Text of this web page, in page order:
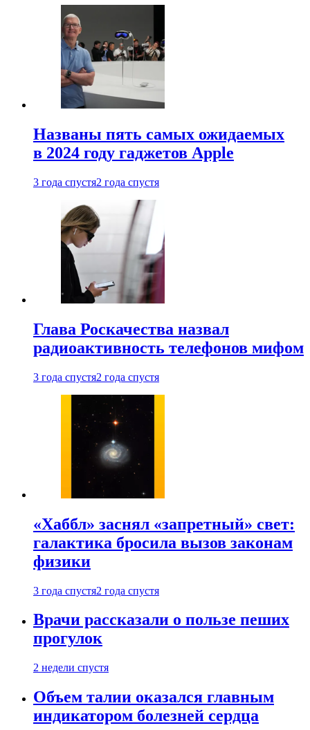
Названы пять самых ожидаемых
в 2024 году гаджетов Apple
3 года спустя2 года спустя
Глава Роскачества назвал
радиоактивность телефонов мифом
3 года спустя2 года спустя
«Хаббл» заснял «запретный» свет:
галактика бросила вызов законам
физики
3 года спустя2 года спустя
Врачи рассказали о пользе пеших
прогулок
2 недели спустя
Объем талии оказался главным
индикатором болезней сердца